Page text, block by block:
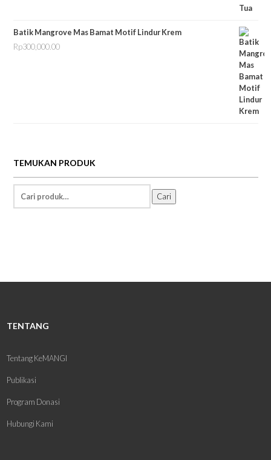
Batik Mangrove Mas Bamat Motif Lindur Krem
Rp300,000.00
TEMUKAN PRODUK
Temukan
Informasi:
Cari
TENTANG
Tentang KeMANGI
Publikasi
Program Donasi
Hubungi Kami